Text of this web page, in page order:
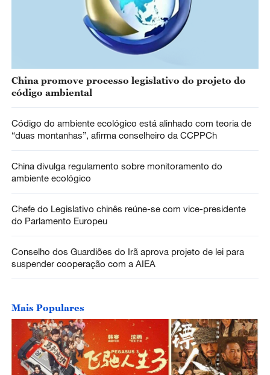
China promove processo legislativo do projeto do
código ambiental
Código do ambiente ecológico está alinhado com teoria de
“duas montanhas”, afirma conselheiro da CCPPCh
China divulga regulamento sobre monitoramento do
ambiente ecológico
Chefe do Legislativo chinês reúne-se com vice-presidente
do Parlamento Europeu
Conselho dos Guardiões do Irã aprova projeto de lei para
suspender cooperação com a AIEA
Mais Populares